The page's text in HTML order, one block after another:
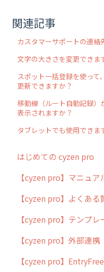
関連記事
カスタマーサポートの連絡
文字の大きさを変更できま
スポット一括登録を使って
更新できますか？
移動線（ルート自動記録）
表示されますか？
タブレットでも使用できま
はじめての cyzen pro
cyzen pro とは？
簡易マニュアル
cyzen proの位置情報
用語集
よくある質問
【cyzen pro】マニュア
【cyzen pro】よくある
【cyzen pro】テンプレ
ポスティング
ラウンダー
【cyzen pro】外部連携
【cyzen pro】EntryFree